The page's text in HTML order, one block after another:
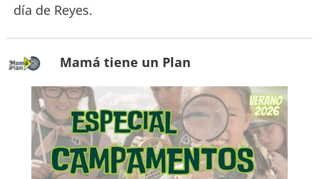
día de Reyes.
Mamá tiene un Plan